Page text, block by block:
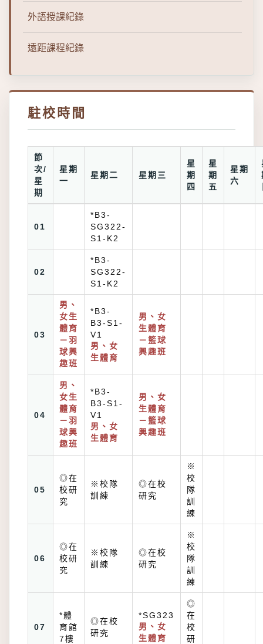
外語授課紀錄
遠距課程紀錄
駐校時間
節
次/
星
期
星期
一
星期二 星期三
星
期
四
星
期
五
星期
六
01
*B3-
SG322-
S1-K2
02
*B3-
SG322-
S1-K2
03
男、
女生
體育
－羽
球興
趣班
*B3-
B3-S1-
V1
男、女
生體育
男、女
生體育
－籃球
興趣班
04
男、
女生
體育
－羽
球興
趣班
*B3-
B3-S1-
V1
男、女
生體育
男、女
生體育
－籃球
興趣班
05
◎在
校研
究
※校隊
訓練
◎在校
研究
※
校
隊
訓
練
06
◎在
校研
究
※校隊
訓練
◎在校
研究
※
校
隊
訓
練
07
*體
育館
7樓
◎在校
研究
*SG323
男、女
生體育
◎
在
校
研